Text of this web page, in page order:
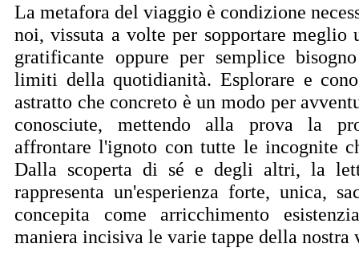
La metafora del viaggio è condizione
noi, vissuta a volte per sopportare meglio
gratificante oppure per semplice
limiti della quotidianità. Esplorare e
astratto che concreto è un modo per
conosciute, mettendo alla prova la
affrontare l'ignoto con tutte le incognite
Dalla scoperta di sé e degli altri, la
rappresenta un'esperienza forte, unica,
concepita come arricchimento
maniera incisiva le varie tappe della nostra